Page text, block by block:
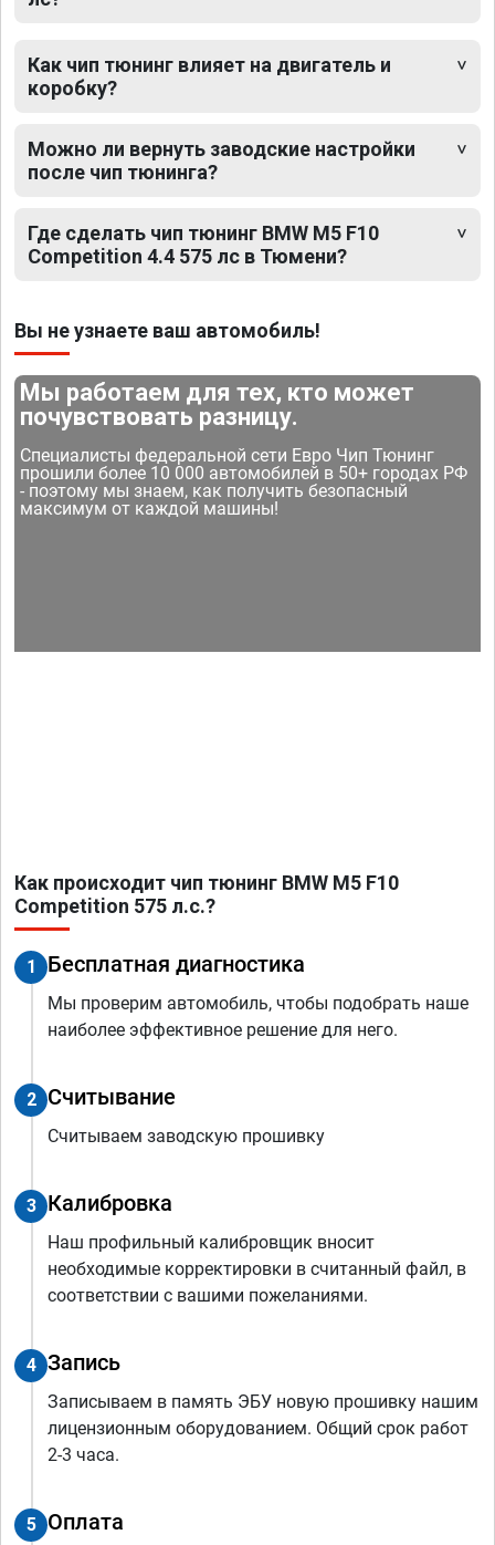
Как чип тюнинг влияет на двигатель и
коробку?
Можно ли вернуть заводские настройки
после чип тюнинга?
Где сделать чип тюнинг BMW M5 F10
Competition 4.4 575 лс в Тюмени?
Вы не узнаете ваш автомобиль!
Мы работаем для тех, кто может
почувствовать разницу.
Специалисты федеральной сети Евро Чип Тюнинг
прошили более 10 000 автомобилей в 50+ городах РФ
- поэтому мы знаем, как получить безопасный
максимум от каждой машины!
Как происходит чип тюнинг BMW M5 F10
Competition 575 л.с.?
1 Бесплатная диагностика
Мы проверим автомобиль, чтобы подобрать наше
наиболее эффективное решение для него.
2 Считывание
Считываем заводскую прошивку
3 Калибровка
Наш профильный калибровщик вносит
необходимые корректировки в считанный файл, в
соответствии с вашими пожеланиями.
4 Запись
Записываем в память ЭБУ новую прошивку нашим
лицензионным оборудованием. Общий срок работ
2-3 часа.
5 Оплата